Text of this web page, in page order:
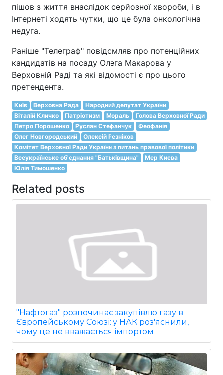
пішов з життя внаслідок серйозної хвороби, і в
Інтернеті ходять чутки, що це була онкологічна
недуга.
Раніше "Телеграф" повідомляв про потенційних
кандидатів на посаду Олега Макарова у
Верховній Раді та які відомості є про цього
претендента.
Київ Верховна Рада
Народний депутат України
Віталій Кличко
Патріотизм Мораль
Голова Верховної Ради
Петро Порошенко
Руслан Стефанчук
Феофанія
Олег Новгородський
Олексій Резніков
Комітет Верховної Ради України з питань правової політики
Всеукраїнське об'єднання "Батьківщина"
Мер Києва
Юлія Тимошенко
Related posts
"Нафтогаз" розпочинає закупівлю газу в
Європейському Союзі: у НАК роз'яснили,
чому це не вважається імпортом